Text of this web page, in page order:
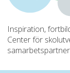
Inspiration,
Center för